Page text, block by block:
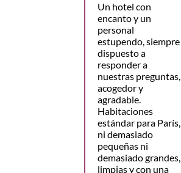
Un hotel con
encanto y un
personal
estupendo, siempre
dispuesto a
responder a
nuestras preguntas,
acogedor y
agradable.
Habitaciones
estándar para París,
ni demasiado
pequeñas ni
demasiado grandes,
limpias y con una